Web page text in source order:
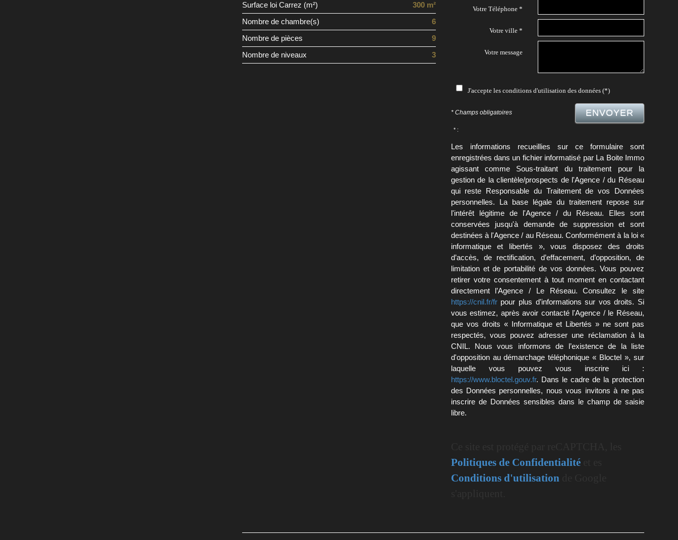
Surface loi Carrez (m²) 300 m²
Nombre de chambre(s) 6
Nombre de pièces 9
Nombre de niveaux 3
Votre Téléphone *
Votre ville *
Votre message
J'accepte les conditions d'utilisation des données (*)
* Champs obligatoires ENVOYER
* :
Les informations recueillies sur ce formulaire sont
enregistrées dans un fichier informatisé par La Boite Immo
agissant comme Sous-traitant du traitement pour la
gestion de la clientèle/prospects de l'Agence / du Réseau
qui reste Responsable du Traitement de vos Données
personnelles. La base légale du traitement repose sur
l'intérêt légitime de l'Agence / du Réseau. Elles sont
conservées jusqu'à demande de suppression et sont
destinées à l'Agence / au Réseau. Conformément à la loi «
informatique et libertés », vous disposez des droits
d’accès, de rectification, d’effacement, d’opposition, de
limitation et de portabilité de vos données. Vous pouvez
retirer votre consentement à tout moment en contactant
directement l’Agence / Le Réseau. Consultez le site
https://cnil.fr/frpour plus d’informations sur vos droits. Si
vous estimez, après avoir contacté l'Agence / le Réseau,
que vos droits « Informatique et Libertés » ne sont pas
respectés, vous pouvez adresser une réclamation à la
CNIL. Nous vous informons de l’existence de la liste
d'opposition au démarchage téléphonique « Bloctel », sur
laquelle vous pouvez vous inscrire ici :
https://www.bloctel.gouv.fr. Dans le cadre de la protection
des Données personnelles, nous vous invitons à ne pas
inscrire de Données sensibles dans le champ de saisie
libre.
Politiques de Confidentialitéet es
Conditions d'utilisation